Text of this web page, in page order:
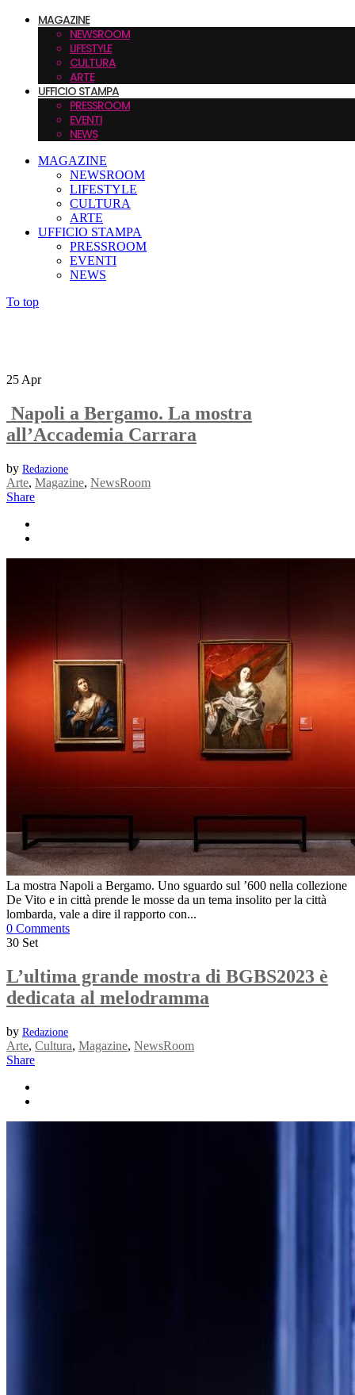
MAGAZINE
NEWSROOM
LIFESTYLE
CULTURA
ARTE
UFFICIO STAMPA
PRESSROOM
EVENTI
NEWS
MAGAZINE
NEWSROOM
LIFESTYLE
CULTURA
ARTE
UFFICIO STAMPA
PRESSROOM
EVENTI
NEWS
To top
25 Apr
Napoli a Bergamo. La mostra
all’Accademia Carrara
by Redazione
Arte, Magazine, NewsRoom
Share
La mostra Napoli a Bergamo. Uno sguardo sul ’600 nella collezione
De Vito e in città prende le mosse da un tema insolito per la città
lombarda, vale a dire il rapporto con...
0 Comments
30 Set
L’ultima grande mostra di BGBS2023 è
dedicata al melodramma
by Redazione
Arte, Cultura, Magazine, NewsRoom
Share